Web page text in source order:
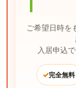
ご希望日時を
入居申込
✓完全無料